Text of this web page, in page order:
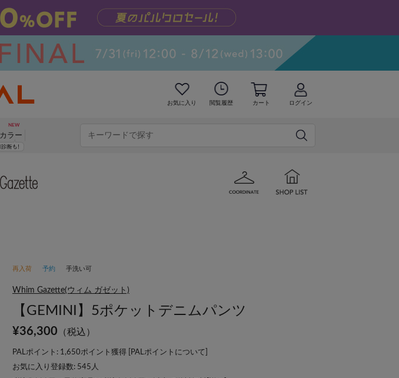
お気に入り 閲覧履歴 カート ログイン
カラー
再入荷 予約 手洗い可
Whim Gazette(ウィム ガゼット)
【GEMINI】5ポケットデニムパンツ
¥36,300 （税込）
PALポイント: 1,650ポイント獲得 [ PALポイントについて
お気に入り登録数: 545 人